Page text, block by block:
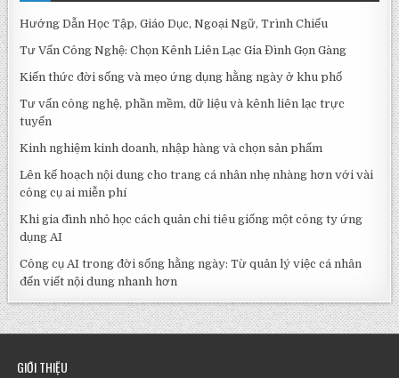
Hướng Dẫn Học Tập, Giáo Dục, Ngoại Ngữ, Trình Chiếu
Tư Vấn Công Nghệ: Chọn Kênh Liên Lạc Gia Đình Gọn Gàng
Kiến thức đời sống và mẹo ứng dụng hằng ngày ở khu phố
Tư vấn công nghệ, phần mềm, dữ liệu và kênh liên lạc trực
tuyến
Kinh nghiệm kinh doanh, nhập hàng và chọn sản phẩm
Lên kế hoạch nội dung cho trang cá nhân nhẹ nhàng hơn với vài
công cụ ai miễn phí
Khi gia đình nhỏ học cách quản chi tiêu giống một công ty ứng
dụng AI
Công cụ AI trong đời sống hằng ngày: Từ quản lý việc cá nhân
đến viết nội dung nhanh hơn
GIỚI THIỆU